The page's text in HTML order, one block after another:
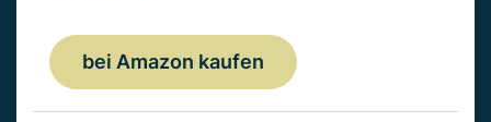
bei Amazon kaufen